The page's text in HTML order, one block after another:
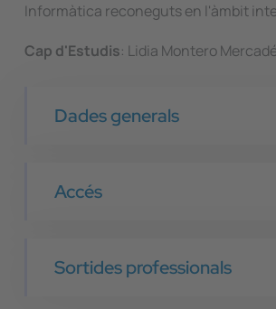
Informàtica reconeguts en l'àmbit
Cap d'Estudis: Lidia Montero
Dades generals
Accés
Sortides professionals